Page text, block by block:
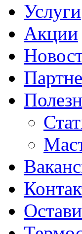
Услуги
Акции